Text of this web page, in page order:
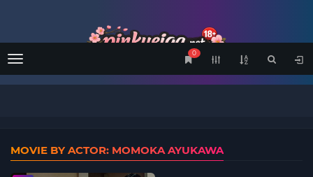
Menu
0
MOVIE BY ACTOR: MOMOKA AYUKAWA